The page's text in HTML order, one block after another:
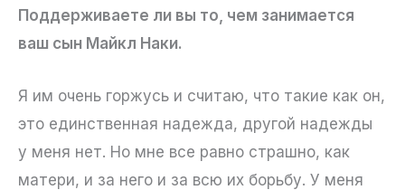
Поддерживаете ли вы то, чем занимается
ваш сын Майкл Наки.
Я им очень горжусь и считаю, что такие как он,
это единственная надежда, другой надежды
у меня нет. Но мне все равно страшно, как
матери, и за него и за всю их борьбу. У меня